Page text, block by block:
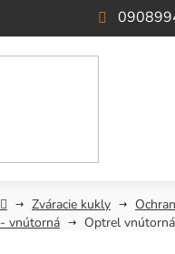
DomovZváracie kukly
- vnútorná
Optrel